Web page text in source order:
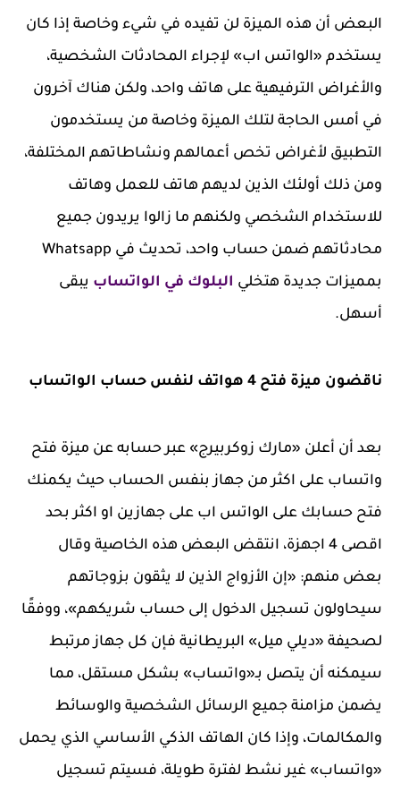
البعض أن هذه الميزة لن تفيده في شيء وخاصة إذا كان
يستخدم «الواتس اب» لإجراء المحادثات الشخصية،
والأغراض الترفيهية على هاتف واحد، ولكن هناك آخرون
في أمس الحاجة لتلك الميزة وخاصة من يستخدمون
التطبيق لأغراض تخص أعمالهم ونشاطاتهم المختلفة،
ومن ذلك أولئك الذين لديهم هاتف للعمل وهاتف
للاستخدام الشخصي ولكنهم ما زالوا يريدون جميع
محادثاتهم ضمن حساب واحد، تحديث في Whatsapp
بمميزات جديدة هتخلي البلوك في الواتساب يبقى
أسهل.
ناقضون ميزة فتح 4 هواتف لنفس حساب الواتساب
بعد أن أعلن «مارك زوكربيرج» عبر حسابه عن ميزة فتح
واتساب على اكثر من جهاز بنفس الحساب حيث يكمنك
فتح حسابك على الواتس اب على جهازين او اكثر بحد
اقصى 4 اجهزة، انتقض البعض هذه الخاصية وقال
بعض منهم: «إن الأزواج الذين لا يثقون بزوجاتهم
سيحاولون تسجيل الدخول إلى حساب شريكهم»، ووفقًا
لصحيفة «ديلي ميل» البريطانية فإن كل جهاز مرتبط
سيمكنه أن يتصل بـ«واتساب» بشكل مستقل، مما
يضمن مزامنة جميع الرسائل الشخصية والوسائط
والمكالمات، وإذا كان الهاتف الذكي الأساسي الذي يحمل
«واتساب» غير نشط لفترة طويلة، فسيتم تسجيل